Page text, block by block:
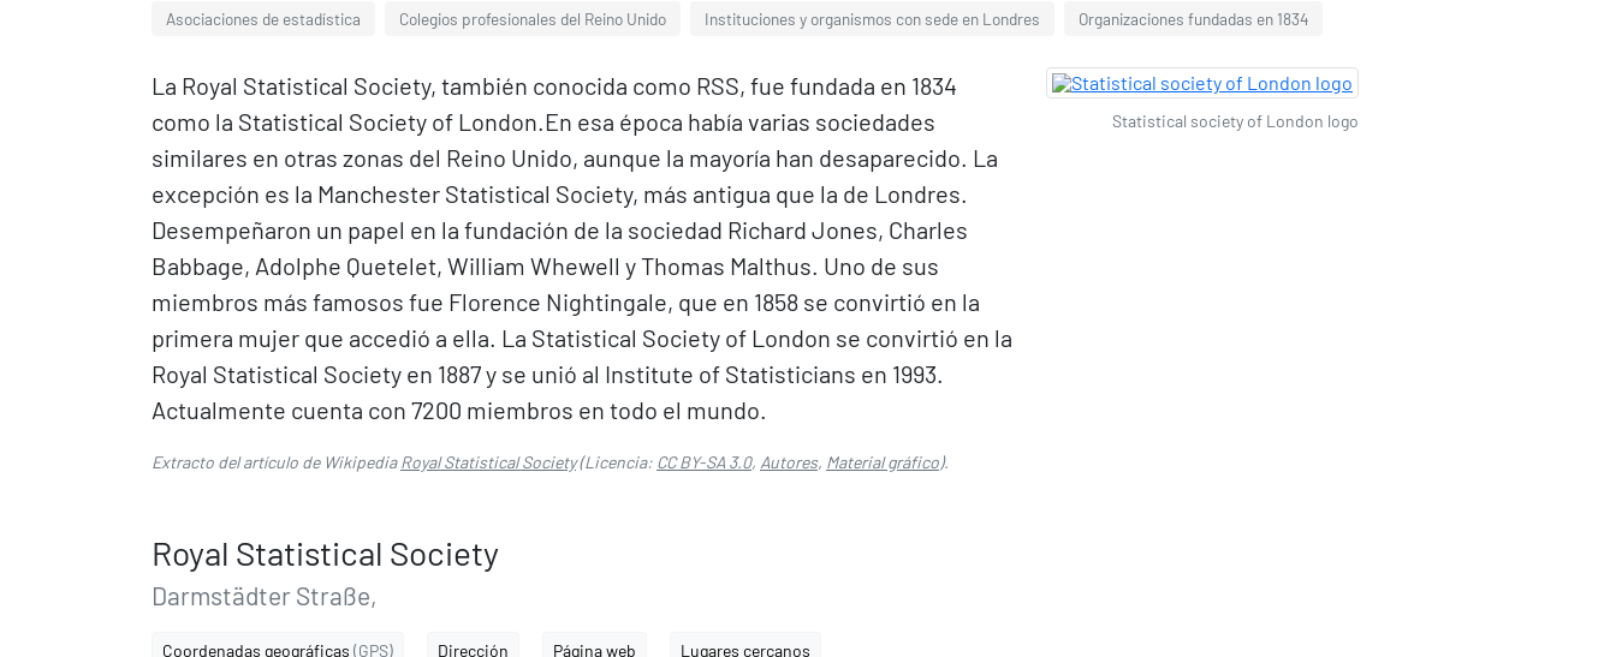
Asociaciones de estadística Colegios profesionales del Reino Unido Instituciones y organismos con sede en Londres Organizaciones fundadas en 1834
La Royal Statistical Society, también conocida como RSS, fue fundada en 1834
como la Statistical Society of London.​ En esa época había varias sociedades
similares en otras zonas del Reino Unido, aunque la mayoría han desaparecido. La
excepción es la Manchester Statistical Society, más antigua que la de Londres.​
Desempeñaron un papel en la fundación de la sociedad Richard Jones, Charles
Babbage, Adolphe Quetelet, William Whewell y Thomas Malthus. Uno de sus
miembros más famosos fue Florence Nightingale, que en 1858 se convirtió en la
primera mujer que accedió a ella. La Statistical Society of London se convirtió en la
Royal Statistical Society en 1887 y se unió al Institute of Statisticians en 1993.
Actualmente cuenta con 7200 miembros en todo el mundo.​ ​
Extracto del artículo de WikipediaRoyal Statistical Society(Licencia: CC BY-SA 3.0, Autores, Material gráfico).
Royal Statistical Society
Darmstädter Straße,
Coordenadas geográficas (GPS) Dirección Página web Lugares cercanos
Statistical society of London logo